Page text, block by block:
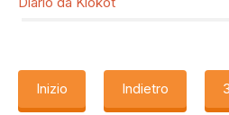
Inizio Indietro 3